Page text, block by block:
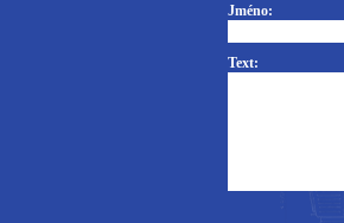
Jméno:
Text: